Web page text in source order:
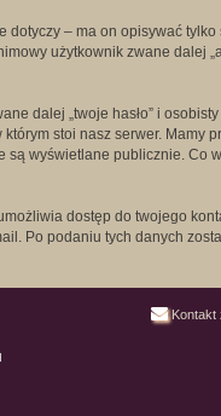
– ma on opisywać
użytkownik zwane dalej
dalej „twoje hasło” i
stoi nasz serwer. Mamy
wyświetlane publicznie. Co
dostęp do twojego
Po podaniu tych danych
Kontakt